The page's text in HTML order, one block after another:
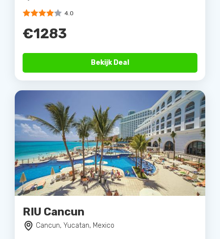
4.0
€1283
Bekijk Deal
RIU Cancun
Cancun, Yucatan, Mexico